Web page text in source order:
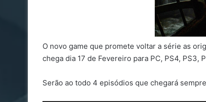
O novo game que promete voltar a série as
chega dia 17 de Fevereiro para PC, PS4, PS3,
Serão ao todo 4 episódios que chegará